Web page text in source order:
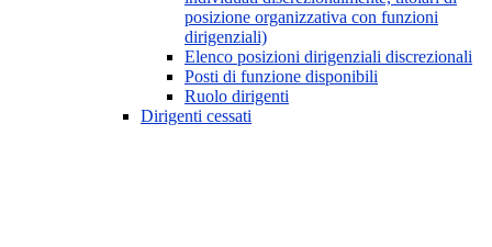
posizione organizzativa con funzioni
dirigenziali)
Elenco posizioni dirigenziali discrezionali
Posti di funzione disponibili
Ruolo dirigenti
Dirigenti cessati